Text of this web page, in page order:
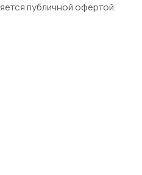
публичной офертой.